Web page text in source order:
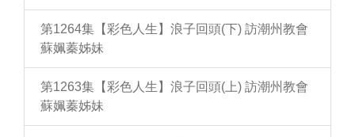
第1264集【彩色人生】浪子回頭(下) 訪潮州教會
蘇姵蓁姊妹
第1263集【彩色人生】浪子回頭(上) 訪潮州教會
蘇姵蓁姊妹